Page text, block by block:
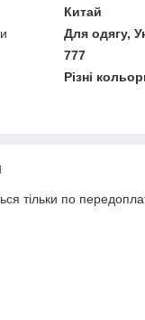
Китай
Для одягу,
777
Різні
тільки по